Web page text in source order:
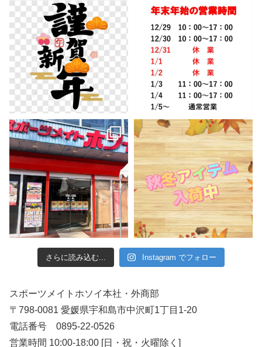
さらに読み込む... Instagram でフォロー
スポーツメイトホソイ本社・外商部
〒798-0081 愛媛県宇和島市中沢町1丁目1-20
電話番号 0895-22-0526
営業時間 10:00-18:00 [日・祝・火曜除く]